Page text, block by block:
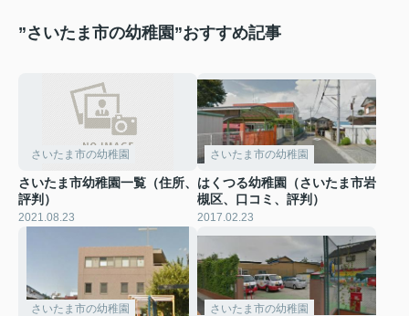
”さいたま市の幼稚園”おすすめ記事
さいたま市の幼稚園
さいたま市幼稚園一覧（住所、
評判）
2021.08.23
さいたま市の幼稚園
はくつる幼稚園（さいたま市岩
槻区、口コミ、評判）
2017.02.23
さいたま市の幼稚園 さいたま市の幼稚園